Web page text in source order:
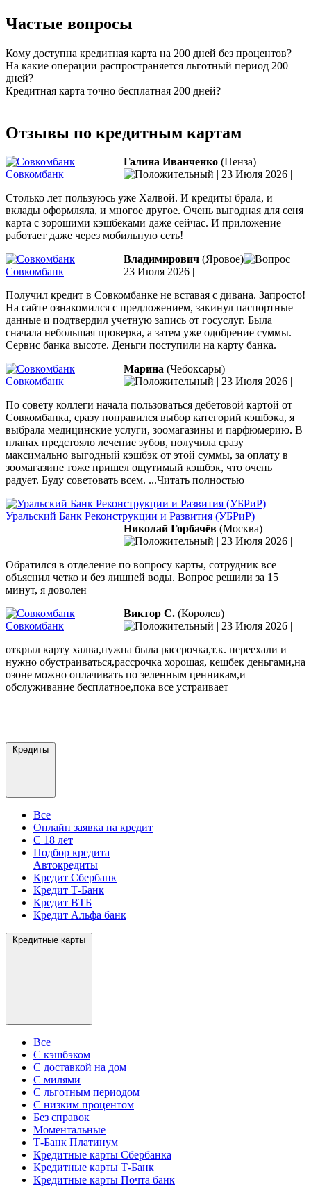
Частые вопросы
Кому доступна кредитная карта на 200 дней без процентов?
На какие операции распространяется льготный период 200
дней?
Кредитная карта точно бесплатная 200 дней?
Отзывы по кредитным картам
Совкомбанк
Галина Иванченко (Пенза)
| 23 Июля 2026 |
Столько лет пользуюсь уже Халвой. И кредиты брала, и
вклады оформляла, и многое другое. Очень выгодная для сеня
карта с зорошими кэшбеками даже сейчас. И приложение
работает даже через мобильную сеть!
Совкомбанк
Владимирович (Яровое)
|
23 Июля 2026 |
Получил кредит в Совкомбанке не вставая с дивана. Запросто!
На сайте ознакомился с предложением, закинул паспортные
данные и подтвердил учетную запись от госуслуг. Была
сначала небольшая проверка, а затем уже одобрение суммы.
Сервис банка высоте. Деньги поступили на карту банка.
Совкомбанк
Марина (Чебоксары)
| 23 Июля 2026 |
По совету коллеги начала пользоваться дебетовой картой от
Совкомбанка, сразу понравился выбор категорий кэшбэка, я
выбрала медицинские услуги, зоомагазины и парфюмерию. В
планах предстояло лечение зубов, получила сразу
максимально выгодный кэшбэк от этой суммы, за оплату в
зоомагазине тоже пришел ощутимый кэшбэк, что очень
радует. Буду советовать всем. ...Читать полностью
Уральский Банк Реконструкции и Развития (УБРиР)
Николай Горбачёв (Москва)
| 23 Июля 2026 |
Обратился в отделение по вопросу карты, сотрудник все
объяснил четко и без лишней воды. Вопрос решили за 15
минут, я доволен
Совкомбанк
Виктор С. (Королев)
| 23 Июля 2026 |
открыл карту халва,нужна была рассрочка,т.к. переехали и
нужно обустраиваться,рассрочка хорошая, кешбек деньгами,на
озоне можно оплачивать по зеленным ценникам,и
обслуживание бесплатное,пока все устраивает
Кредиты
Все
Онлайн заявка на кредит
С 18 лет
Подбор кредита
Автокредиты
Кредит Сбербанк
Кредит Т-Банк
Кредит ВТБ
Кредит Альфа банк
Кредитные карты
Все
С кэшбэком
С доставкой на дом
С милями
С льготным периодом
С низким процентом
Без справок
Моментальные
Т-Банк Платинум
Кредитные карты Сбербанка
Кредитные карты Т-Банк
Кредитные карты Почта банк